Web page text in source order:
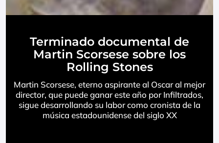
Terminado documental de
Martin Scorsese sobre los
Rolling Stones
Martin Scorsese, eterno aspirante al Oscar al mejor
director, que puede ganar este año por Infiltrados,
sigue desarrollando su labor como cronista de la
música estadounidense del siglo XX